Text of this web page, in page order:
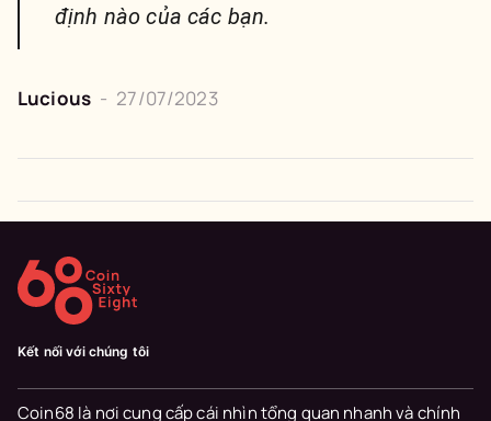
định nào của các bạn.
Lucious - 27/07/2023
Kết nối với chúng tôi
Coin68 là nơi cung cấp cái nhìn tổng quan nhanh và chính